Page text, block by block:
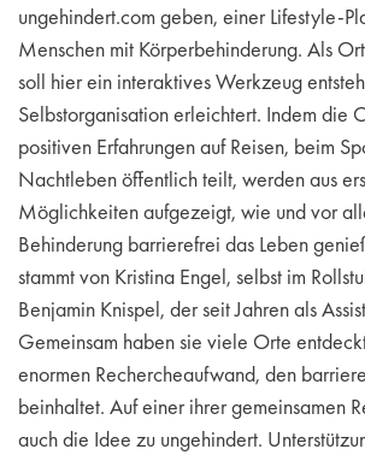
ungehindert.com geben, einer Lifestyle-
Menschen mit Körperbehinderung. Als
soll hier ein interaktives Werkzeug
Selbstorganisation erleichtert. Indem die
positiven Erfahrungen auf Reisen, beim
Nachtleben öffentlich teilt, werden aus
Möglichkeiten aufgezeigt, wie und vor
Behinderung barrierefrei das Leben
stammt von Kristina Engel, selbst im
Benjamin Knispel, der seit Jahren als
Gemeinsam haben sie viele Orte
enormen Rechercheaufwand, den
beinhaltet. Auf einer ihrer gemeinsamen
auch die Idee zu ungehindert.